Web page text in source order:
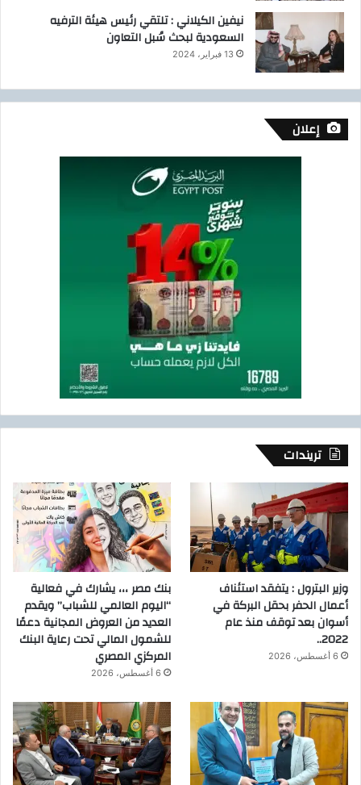
نيفين الكيلاني : تلتقي رئيس هيئة الترفيه
السعودية لبحث سُبل التعاون
13 فبراير، 2024
إعلان
تريندات
وزير البترول : يتفقد استئناف
أعمال الحفر بحقل البركة في
أسوان بعد توقف منذ عام
2022..
6 أغسطس، 2026
بنك مصر ،،، يشارك في فعالية
“اليوم العالمي للشباب” ويقدم
العديد من العروض المجانية دعمًا
للشمول المالي تحت رعاية البنك
المركزي المصري
6 أغسطس، 2026